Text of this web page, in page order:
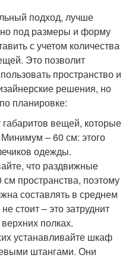
подход, лучше
под размеры и форму
с учетом количества
Это позволит
пространство и
решения, но
планировке:
вещей, которые
– 60 см: этого
одежды.
что раздвижные
пространства, поэтому
составлять в среднем
стоит – это затруднит
полках.
устанавливайте шкаф
штангами. Они